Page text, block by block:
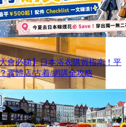
大會必睇】日本浴衣購買指南！平
實體店/古着/網購全攻略